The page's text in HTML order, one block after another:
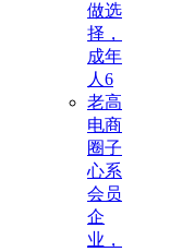
做选
择，
成年
人6
老高
电商
圈子
心系
会员
企
业，